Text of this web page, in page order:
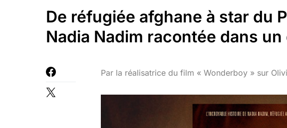
De réfugiée afghane à star du
Nadia Nadim racontée dans
Par la réalisatrice du film « Wonderboy » sur